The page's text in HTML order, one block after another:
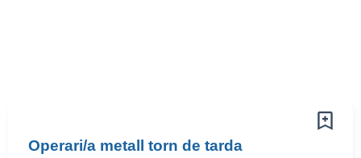
Operari/a metall torn de tarda